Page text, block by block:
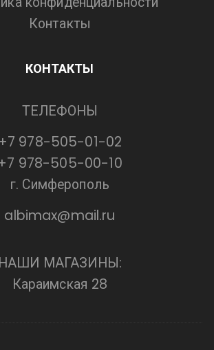
Контакты
КОНТАКТЫ
ТЕЛЕФОНЫ
+7 978-505-01-02
978-505-00-10
г. Симферополь
albimax@mail.ru
НАШИ МАГАЗИНЫ:
Караимская 28